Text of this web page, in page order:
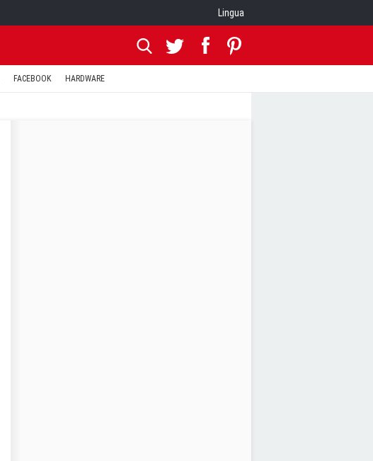
Lingua
FACEBOOK HARDWARE